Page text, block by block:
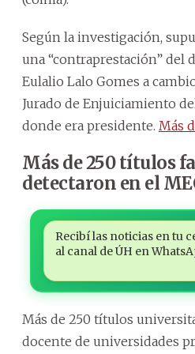
Según la investigación,
una “contraprestación” del
Eulalio Lalo Gomes a
Jurado de Enjuiciamiento
donde era presidente. Más
Más de 250 títulos
detectaron en el
Recibí las noticias en tu
al canal de ÚH en
Más de 250 títulos
docente de universidades